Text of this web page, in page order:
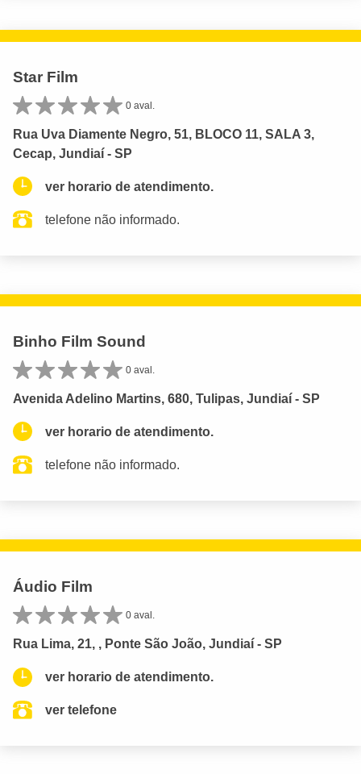
Star Film
0 aval.
Rua Uva Diamente Negro, 51, BLOCO 11, SALA 3,
Cecap, Jundiaí - SP
ver horario de atendimento.
telefone não informado.
Binho Film Sound
0 aval.
Avenida Adelino Martins, 680, Tulipas, Jundiaí - SP
ver horario de atendimento.
telefone não informado.
Áudio Film
0 aval.
Rua Lima, 21, , Ponte São João, Jundiaí - SP
ver horario de atendimento.
ver telefone